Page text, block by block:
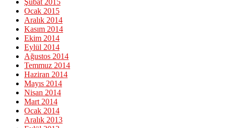
Ocak 2015
Aralık 2014
Kasım 2014
Ekim 2014
Eylül 2014
Ağustos 2014
Temmuz 2014
Haziran 2014
Mayıs 2014
Nisan 2014
Mart 2014
Ocak 2014
Aralık 2013